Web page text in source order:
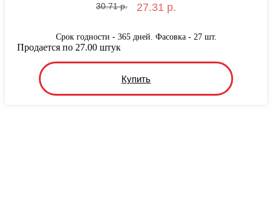
30.71 р. 27.31 р.
Срок годности - 365 дней. Фасовка - 27 шт.
Купить
Продается по 27.00 штук